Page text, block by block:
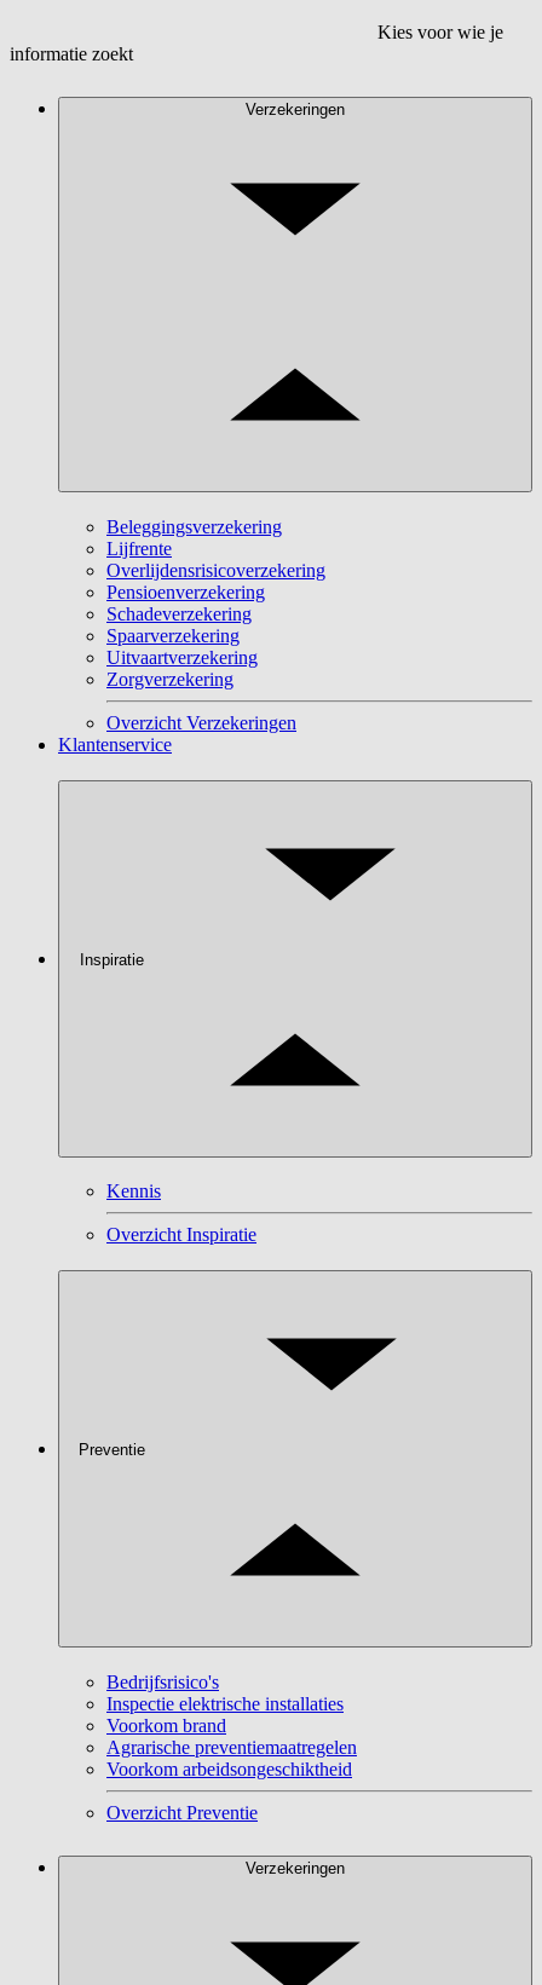
Kies voor wie je
informatie zoekt
Verzekeringen
Beleggingsverzekering
Lijfrente
Overlijdensrisicoverzekering
Pensioenverzekering
Schadeverzekering
Spaarverzekering
Uitvaartverzekering
Zorgverzekering
Overzicht Verzekeringen
Klantenservice
Inspiratie
Kennis
Overzicht Inspiratie
Preventie
Bedrijfsrisico's
Inspectie elektrische installaties
Voorkom brand
Agrarische preventiemaatregelen
Voorkom arbeidsongeschiktheid
Overzicht Preventie
Verzekeringen